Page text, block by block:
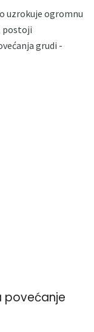
uzrokuje ogromnu
postoji
grudi -
povećanje